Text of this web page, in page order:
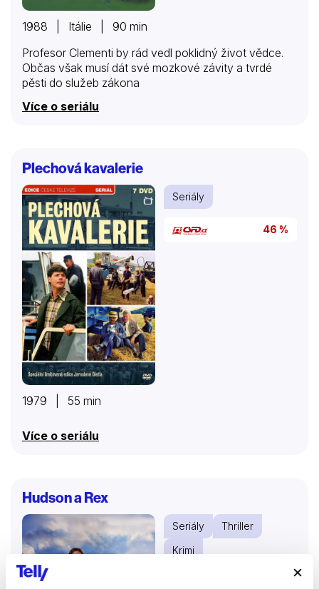
1988 | Itálie | 90 min
Profesor Clementi by rád vedl poklidný život vědce.
Občas však musí dát své mozkové závity a tvrdé
pěsti do služeb zákona
Více o seriálu
Plechová kavalerie
Seriály
46 %
1979 | 55 min
Více o seriálu
Hudson a Rex
Seriály
Thriller
Krimi